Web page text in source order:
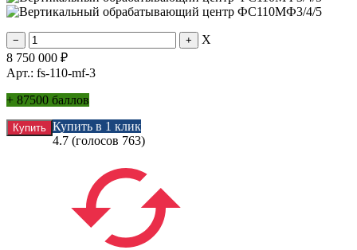
X
8 750 000 ₽
Арт.: fs-110-mf-3
+ 87500 баллов
Купить в 1 клик
4.7 (голосов 763)